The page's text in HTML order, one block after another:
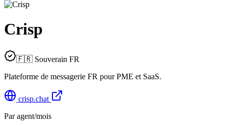
Crisp
🇫🇷 Souverain FR
Plateforme de messagerie FR pour PME et SaaS.
crisp.chat
Par agent/mois